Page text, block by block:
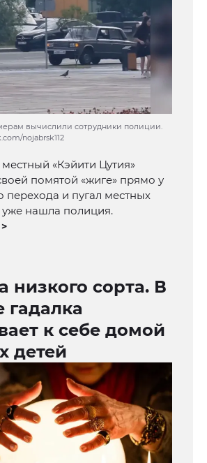
вычислили сотрудники полиции.
nojabrsk112
«Кэйити Цутия»
помятой «жиге» прямо у
перехода и пугал местных
уже нашла полиция.
низкого сорта. В
к себе домой
детей